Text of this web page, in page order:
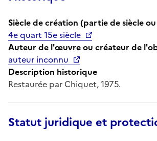
Siècle de création (partie de siècle
4e quart 15e siècle
Auteur de l'œuvre ou créateur de
auteur inconnu
Description historique
Restaurée par Chiquet, 1975.
Statut juridique et